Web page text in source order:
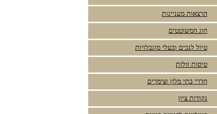
הרצאות מעניינות
חוג המשוטטים
טיול לנכים ובעלי מוגבלויות
טיסות זולות
חדרי בתי מלון וצימרים
נקודות ציון